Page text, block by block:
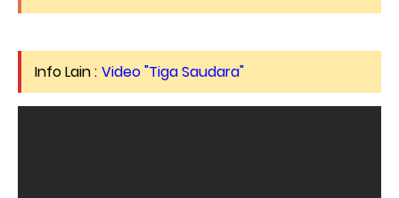
Info Lain : Video "Tiga Saudara"